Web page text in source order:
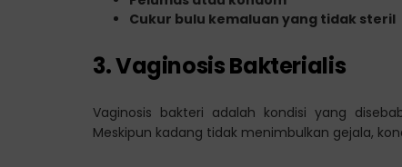
Cukur bulu kemaluan yang tidak steril
3. Vaginosis Bakterialis
Vaginosis bakteri adalah kondisi yang
Meskipun kadang tidak menimbulkan gejala,